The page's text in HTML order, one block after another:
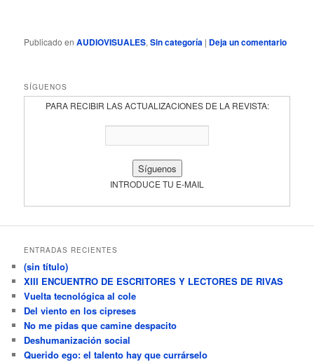
Publicado en AUDIOVISUALES,Sin categoría | Deja un comentario
SÍGUENOS
PARA RECIBIR LAS ACTUALIZACIONES DE LA REVISTA:
INTRODUCE TU E-MAIL
ENTRADAS RECIENTES
(sin título)
XIII ENCUENTRO DE ESCRITORES Y LECTORES DE RIVAS
Vuelta tecnológica al cole
Del viento en los cipreses
No me pidas que camine despacito
Deshumanización social
Querido ego: el talento hay que currárselo